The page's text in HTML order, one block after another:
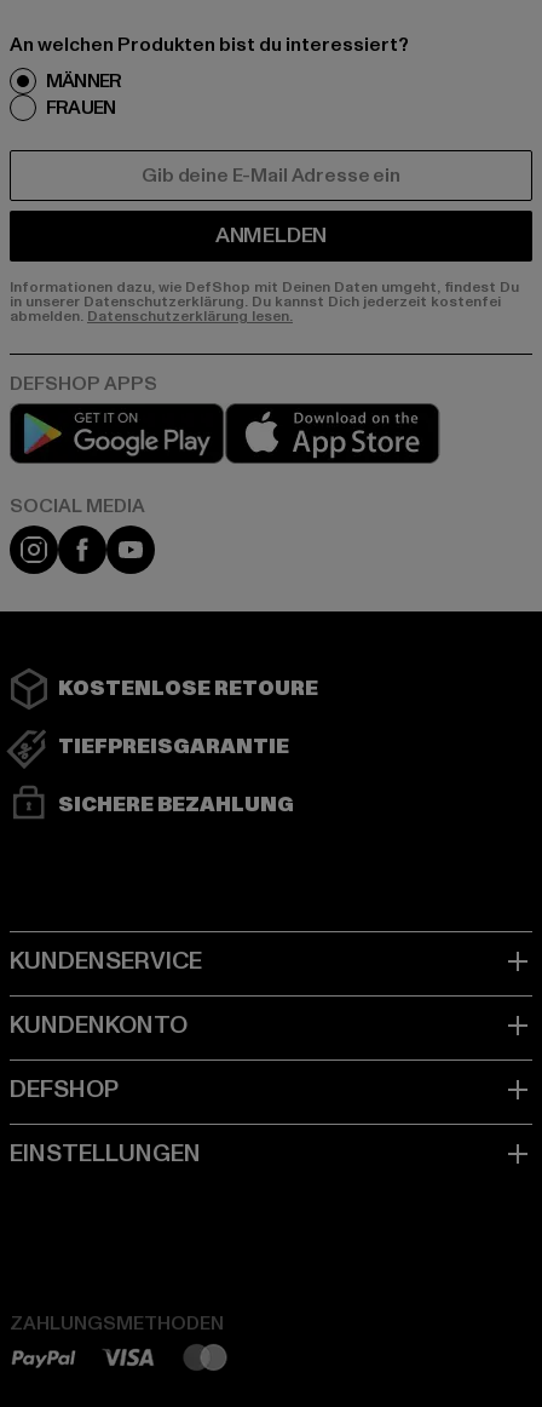
An welchen Produkten bist du interessiert?
MÄNNER
FRAUEN
ANMELDEN
Informationen dazu, wie DefShop mit Deinen Daten umgeht, findest Du
in unserer Datenschutzerklärung. Du kannst Dich jederzeit kostenfei
abmelden. Datenschutzerklärung lesen.
Play market
Instagram
FacebookYouTube
KOSTENLOSE RETOURE
TIEFPREISGARANTIE
SICHERE BEZAHLUNG
ZAHLUNGSMETHODEN